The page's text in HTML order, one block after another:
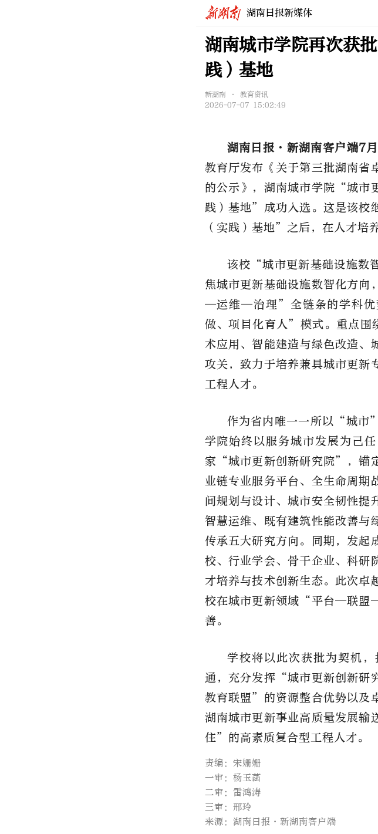
湖南日报新媒体
湖南城市学院再次获
践）基地
新湖南 • 教育资讯
2026-07-07 15:02:49
湖南日报 ·新湖南客户端7
教育厅发布《关于第三批湖南省
的公示》 ，湖南城市学院 “城市
践）基地”成功入选。这是该校
（实践）基地” 之后，在人才培
该校 “城市更新基础设施数
焦城市更新基础设施数智化方向
—运维—治理”全链条的学科优
做、项目化育人”模式。重点
术应用、智能建造与绿色改造、
攻关，致力于培养兼具城市更新
工程人才。
作为省内唯一一所以 “城市
学院始终以服务城市发展为己任
家“城市更新创新研究院”，锚
业链专业服务平台、全生命周期
间规划与设计、城市安全韧性提
智慧运维、既有建筑性能改善与
传承五大研究方向。同期，发
校、行业学会、骨干企业、科
才培养与技术创新生态。此次卓
校在城市更新领域“平台—联盟
善。
学校将以此次获批为契机
通，充分发挥 “城市更新创新
教育联盟”的资源整合优势以及
湖南城市更新事业高质量发展
住”的高素质复合型工程人才。
责编：宋姗姗
一审：杨玉菡
二审：雷鸿涛
三审：邢玲
来源：湖南日报·新湖南客户端